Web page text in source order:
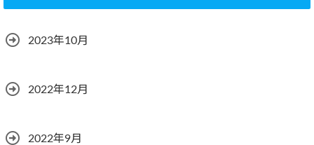
2023年10月
2022年12月
2022年9月